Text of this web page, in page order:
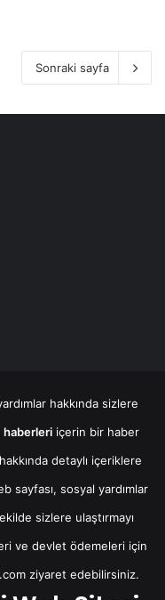
Sonraki sayfa
hakkında sizlere
haberleri içerin bir haber
detaylı içeriklere
sayfası, sosyal yardımlar
sizlere ulaştırmayı
ve devlet ödemeleri için
ziyaret edebilirsiniz.